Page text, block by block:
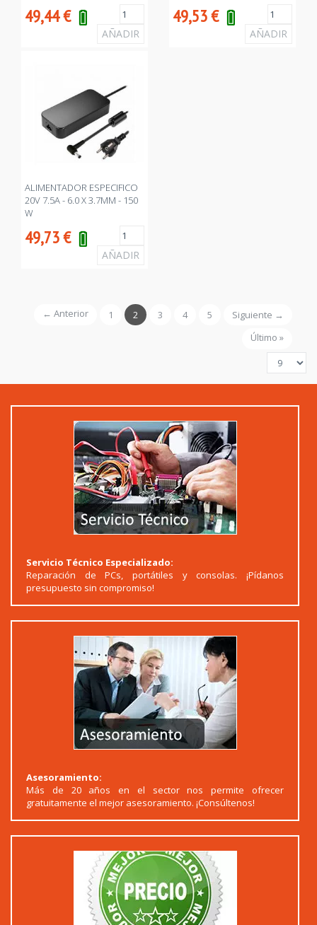
49,44€ 49,53€
ALIMENTADOR ESPECIFICO
20V 7.5A - 6.0 X 3.7MM - 150
W
49,73€
← Anterior 1 2 3 4 5
Siguiente →
Último »
Servicio Técnico Especializado:
Reparación de PCs, portátiles y consolas. ¡Pídanos
presupuesto sin compromiso!
Asesoramiento:
Más de 20 años en el sector nos permite ofrecer
gratuitamente el mejor asesoramiento. ¡Consúltenos!